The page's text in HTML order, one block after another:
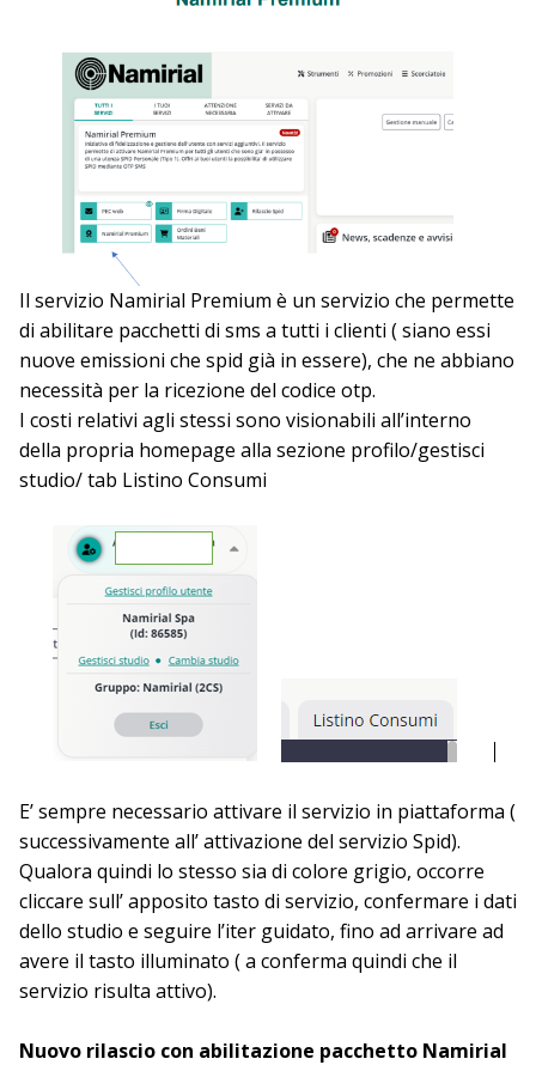
Il servizio Namirial Premium è un servizio che permette
di abilitare pacchetti di sms a tutti i clienti ( siano essi
nuove emissioni che spid già in essere), che ne abbiano
necessità per la ricezione del codice otp.
I costi relativi agli stessi sono visionabili all’interno
della propria homepage alla sezione profilo/gestisci
studio/ tab Listino Consumi
E’ sempre necessario attivare il servizio in piattaforma (
successivamente all’ attivazione del servizio Spid).
Qualora quindi lo stesso sia di colore grigio, occorre
cliccare sull’ apposito tasto di servizio, confermare i dati
dello studio e seguire l’iter guidato, fino ad arrivare ad
avere il tasto illuminato ( a conferma quindi che il
servizio risulta attivo).
Nuovo rilascio con abilitazione pacchetto Namirial